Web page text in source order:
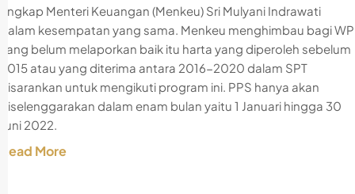
ungkap Menteri Keuangan (Menkeu) Sri Mulyani Indrawati
dalam kesempatan yang sama. Menkeu menghimbau bagi WP
yang belum melaporkan baik itu harta yang diperoleh sebelum
2015 atau yang diterima antara 2016-2020 dalam SPT
disarankan untuk mengikuti program ini. PPS hanya akan
diselenggarakan dalam enam bulan yaitu 1 Januari hingga 30
Juni 2022.
Read More